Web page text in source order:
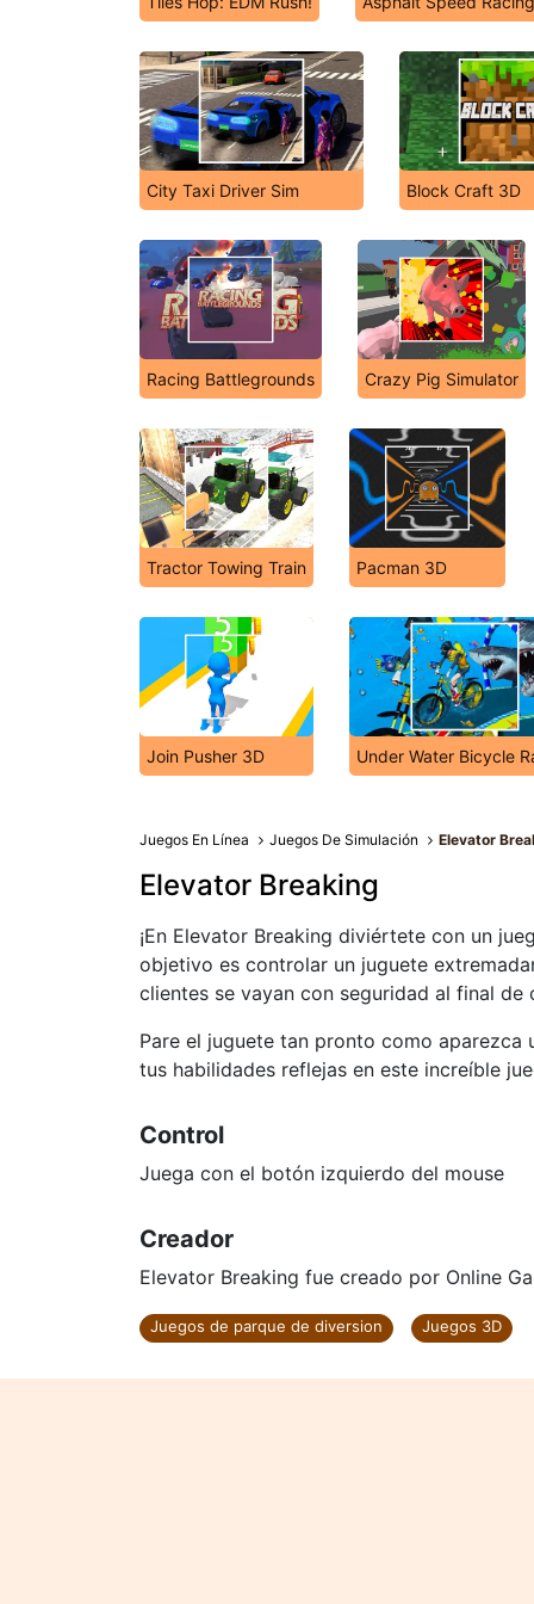
City Taxi Driver Sim Block Craft 3D
Racing Battlegrounds Crazy Pig Simulator
Tractor Towing Train Pacman 3D
Join Pusher 3D Under Water Bicycle
Juegos En Línea Juegos De Simulación Elevator
Elevator Breaking
¡En Elevator Breaking diviértete con un
objetivo es controlar un juguete
clientes se vayan con seguridad al final de
Pare el juguete tan pronto como aparezca
tus habilidades reflejas en este increíble
Control
Juega con el botón izquierdo del mouse
Creador
Elevator Breaking fue creado por Online
Juegos de parque de diversion Juegos 3D